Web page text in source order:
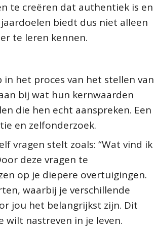
te creëren dat authentiek is en
biedt dus niet alleen
te leren kennen.
het proces van het stellen van
bij wat hun kernwaarden
die hen echt aanspreken. Een
en zelfonderzoek.
vragen stelt zoals: “Wat vind ik
deze vragen te
op je diepere overtuigingen.
waarbij je verschillende
jou het belangrijkst zijn. Dit
nastreven in je leven.